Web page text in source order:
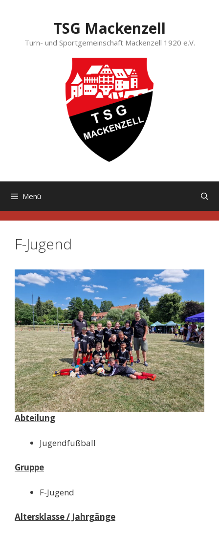
TSG Mackenzell
Turn- und Sportgemeinschaft Mackenzell 1920 e.V.
Menü
F-Jugend
Abteilung
Jugendfußball
Gruppe
F-Jugend
Altersklasse / Jahrgänge